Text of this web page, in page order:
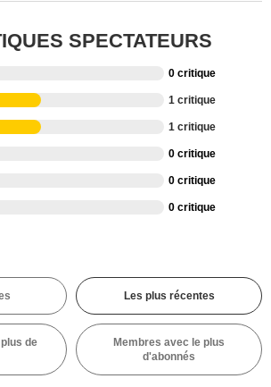
SPECTATEURS
0 critique
1 critique
1 critique
0 critique
0 critique
0 critique
Les plus récentes
de
Membres avec le plus
d'abonnés